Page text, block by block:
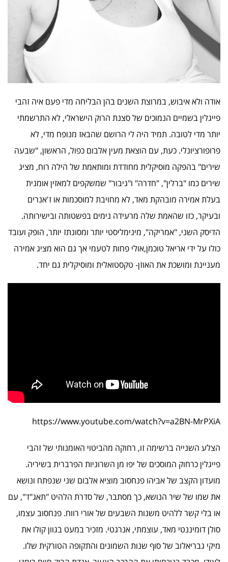
אודה ולא איבוש, במרוצת השנים בהן הבליחה מדי פעם איה זהבי
פייגלין בשמיים הנמוכים של סצנת הרוק הישראלי, לא התרשמתי
יותר מדי לטובה. תמיד היה לי הרושם שהבאז מנופח מדי, לא
פרופורציונלי. כעת, עם הוצאת מעין אלבום כפול, הראשון, "שבעה
שירים" בהפקה מוסיקלית מחודדת ומותאמת של הילה רוח, מציג
שירים כמו "ברלין", "חדרה" ו"גיבור" שמשקפים למאזין אומנית
בעלת אמירה מובהקת מאד, לא מחויבת למוסכמות או ז'אנרים
ובעיקר, כזו שהאמת שלה מרעידה נימים בפשטותה ובישירותה.
הדיסק השני, "אמריקה", מינימליסטי יותר ומסונתז יותר, הופק ועובד
כולו על ידי אריאל טוכמן,אולי פחות לטעמי אך גם הוא מציג אמירה
מעניינת ומושכת את האוזן- טקסטואלית ומוסיקלית גם יחד.
https://www.youtube.com/watch?v=a2BN-MrPXiA
הצלע השנייה ברשימה זו, רחוקה מהביטוי האומנותי של זהבי
פייגלין כרחוק המוסכים של יפו מן השרוניות הפרברית בשיריה.
מועדון הקצב של אביהו פנחסוב מוציא אלבום שני שנפתח ונושא
את שמו של שיר הנושא, כך מסתבר, של סדרת הלהיט "תאג"ד", עם
או בלי קשר ללהיט משנות השבעים של אורי רווח. פנחסוב עצמו,
סולן דומיננטי מאד, עוצמתי, אנרגטי. מזכיר במעט בגוון קולו את
מיקי גבריאלוב של סוף שנות השמונים והתקופה הטורקית שלו.